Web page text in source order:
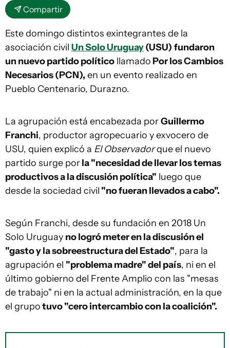
Compartir
Este domingo distintos exintegrantes de la
asociación civil Un Solo Uruguay(USU) fundaron
un nuevo partido político llamado Por los Cambios
Necesarios (PCN), en un evento realizado en
Pueblo Centenario, Durazno.
La agrupación está encabezada porGuillermo
Franchi, productor agropecuario y exvocero de
USU, quien explicó a El Observadorque el nuevo
partido surge porla "necesidad de llevar los temas
productivos a la discusión política" luego que
desde la sociedad civil "no fueran llevados a cabo".
Según Franchi, desde su fundación en 2018 Un
Solo Uruguay no logró meter en la discusión el
"gasto y la sobreestructura del Estado", para la
agrupación el "problema madre" del país, ni en el
último gobierno del Frente Amplio con las "mesas
de trabajo" ni en la actual administración, en la que
el grupotuvo "cero intercambio con la coalición".